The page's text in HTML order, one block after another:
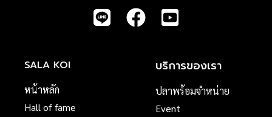
SALA KOI
หน้าหลัก
Hall of fame
บริการของเรา
ปลาพร้อมจำหน่าย
Event